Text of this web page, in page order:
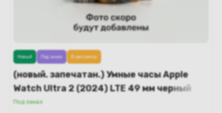
(новый. запечатан.) Умные часы Apple
Watch Ultra 2 (2024) LTE 49 мм черный
титановый корпус/темно-зеленый
Под заказ
Новый Под заказ В рассрочку